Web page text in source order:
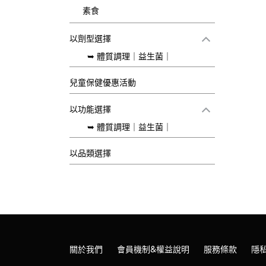
素食
以劑型選擇
➥ 體質調理｜益生菌｜
兒童保健優惠活動
以功能選擇
➥ 體質調理｜益生菌｜
以品類選擇
關於我們 會員機制&權益說明 服務條款 隱